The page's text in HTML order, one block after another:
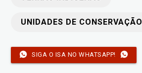
UNIDADES DE CONSERVAÇÃO
SIGA O ISA NO WHATSAPP!